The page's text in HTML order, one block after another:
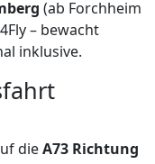
(ab Forchheim
– bewacht
inklusive.
dieA73 Richtung